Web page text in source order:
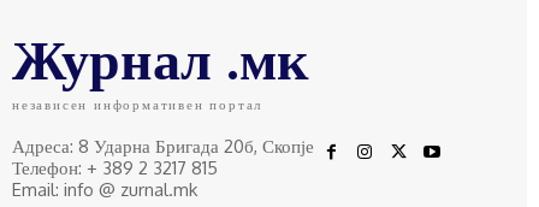
Журнал .мк
независен информативен портал
Адреса: 8 Ударна Бригада 20б, Скопје
Телефон: + 389 2 3217 815
Email: info @ zurnal.mk